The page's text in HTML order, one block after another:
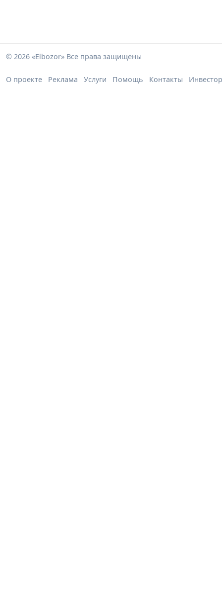
© 2026 «Elbozor» Все права защищены
О проекте Реклама Услуги Помощь Контакты